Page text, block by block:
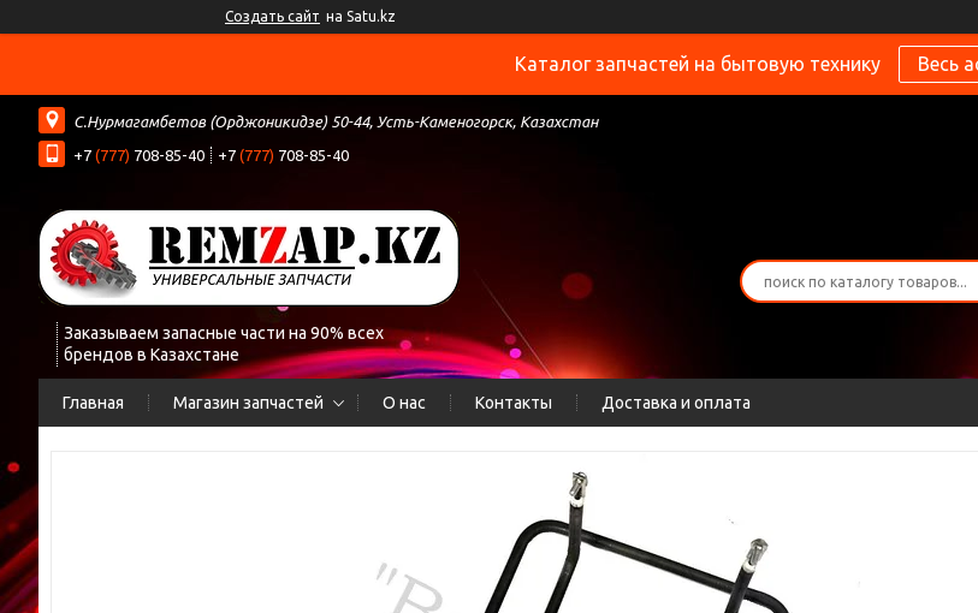
Создать сайт на Satu.kz
Каталог запчастей на бытовую технику Весь
С.Нурмагамбетов (Орджоникидзе) 50-44, Усть-Каменогорск, Казахстан
+7 (777) 708-85-40 +7 (777) 708-85-40
Заказываем запасные части на 90% всех
брендов в Казахстане
Главная Магазин запчастей О нас Контакты Доставка и оплата